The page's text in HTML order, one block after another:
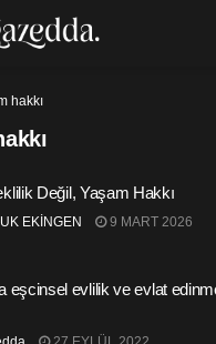
hakkı
Değil, Yaşam Hakkı
EKİNGEN 9 MART 2026
eşcinsel evlilik ve evlat